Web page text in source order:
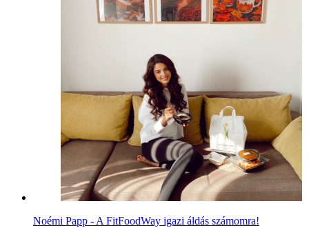
Noémi Papp - A FitFoodWay igazi áldás számomra!